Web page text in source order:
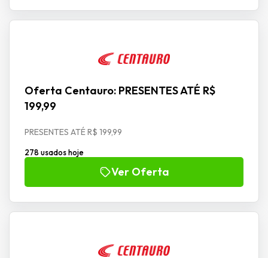
Oferta Centauro: PRESENTES ATÉ R$
199,99
PRESENTES ATÉ R$ 199,99
278 usados hoje
Ver Oferta